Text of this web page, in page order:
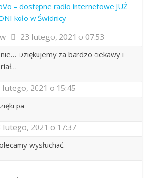
– dostępne radio internetowe JUŻ
koło w Świdnicy
23 lutego, 2021 o 07:53
Dziękujemy za bardzo ciekawy i
lutego, 2021 o 15:45
pa
lutego, 2021 o 17:37
wysłuchać.